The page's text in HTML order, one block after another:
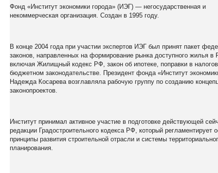
Фонд «Институт экономики города» (ИЭГ) — негосударственная и
некоммерческая организация. Создан в 1995 году.
В конце 2004 года при участии экспертов ИЭГ был принят пакет
законов, направленных на формирование рынка доступного жилья в
включая Жилищный кодекс РФ, закон об ипотеке, поправки в
бюджетном законодательстве. Президент фонда «Институт
Надежда Косарева возглавляла рабочую группу по созданию
законопроектов.
Институт принимал активное участие в подготовке действующей
редакции Градостроительного кодекса РФ, который регламентирует
принципы развития строительной отрасли и системы
планирования.